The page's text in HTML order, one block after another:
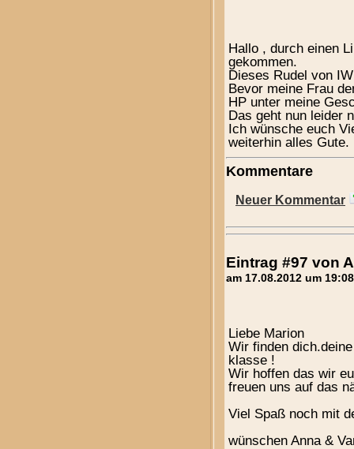
Hallo , durch einen
gekommen.
Dieses Rudel von
Bevor meine Frau
HP unter meine
Das geht nun leider
Ich wünsche euch
weiterhin alles Gute.
Kommentare
Neuer Kommentar
Eintrag #97 von
am 17.08.2012 um
Liebe Marion
Wir finden
klasse !
Wir hoffen das wir
freuen uns auf das
Viel Spaß noch mit
wünschen Anna &